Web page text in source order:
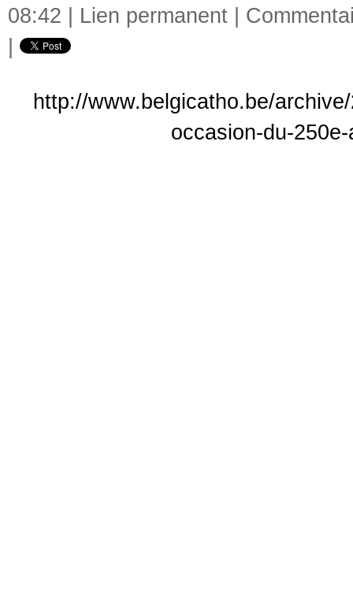
08:42 | Lien permanent
http://www.belgicatho.be/
occasion-du-